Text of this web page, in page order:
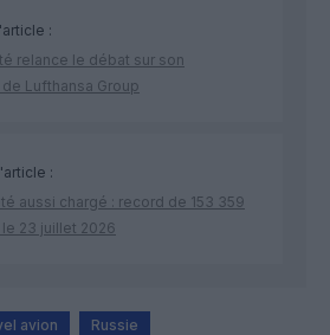
:
relance le débat sur son
Lufthansa Group
:
aussi chargé : record de 153 359
23 juillet 2026
avion Russie